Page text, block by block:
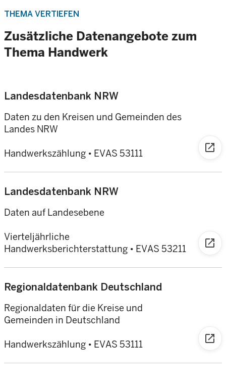
THEMA VERTIEFEN
Zusätzliche Datenangebote zum
Thema Handwerk
Landesdatenbank NRW
Daten zu den Kreisen und Gemeinden des
Landes NRW
Handwerkszählung • EVAS 53111 open_in_new
Landesdatenbank NRW
Daten auf Landesebene
Vierteljährliche
Handwerksberichterstattung • EVAS 53211 open_in_new
Regionaldatenbank Deutschland
Regionaldaten für die Kreise und
Gemeinden in Deutschland
Handwerkszählung • EVAS 53111 open_in_new